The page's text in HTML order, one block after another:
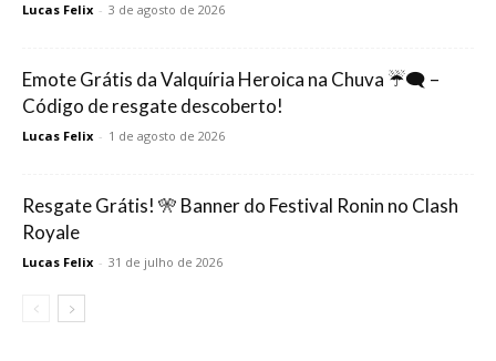
Lucas Felix - 3 de agosto de 2026
Emote Grátis da Valquíria Heroica na Chuva ☔🗨️ –
Código de resgate descoberto!
Lucas Felix - 1 de agosto de 2026
Resgate Grátis! 🎌 Banner do Festival Ronin no Clash
Royale
Lucas Felix - 31 de julho de 2026